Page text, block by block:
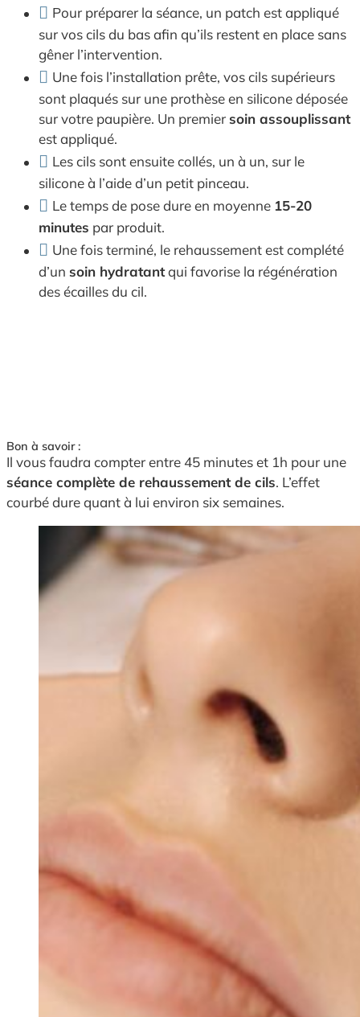
Pour préparer la séance, un patch est appliqué
sur vos cils du bas afin qu’ils restent en place sans
gêner l’intervention.
Une fois l’installation prête, vos cils supérieurs
sont plaqués sur une prothèse en silicone déposée
sur votre paupière. Un premier soin assouplissant
est appliqué.
Les cils sont ensuite collés, un à un, sur le
silicone à l’aide d’un petit pinceau.
Le temps de pose dure en moyenne 15-20
minutes par produit.
Une fois terminé, le rehaussement est complété
d’un soin hydratantqui favorise la régénération
des écailles du cil.
Bon à savoir :
Il vous faudra compter entre 45 minutes et 1h pour une
séance complète de rehaussement de cils. L’effet
courbé dure quant à lui environ six semaines.